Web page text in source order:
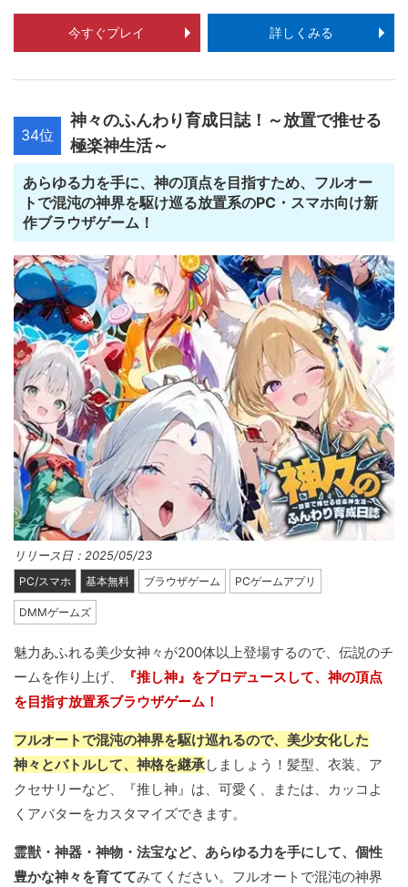
今すぐプレイ 詳しくみる
34位
神々のふんわり育成日誌！～放置で推せる
極楽神生活～
あらゆる力を手に、神の頂点を目指すため、フルオー
トで混沌の神界を駆け巡る放置系のPC・スマホ向け新
作ブラウザゲーム！
リリース日：2025/05/23
PC/スマホ 基本無料 ブラウザゲーム PCゲームアプリ
DMMゲームズ
魅力あふれる美少女神々が200体以上登場するので、伝説のチ
ームを作り上げ、
『推し神』をプロデュースして、神の頂点
を目指す放置系ブラウザゲーム！
フルオートで混沌の神界を駆け巡れるので、美少女化した
神々とバトルして、神格を継承しましょう！髪型、衣装、ア
クセサリーなど、『推し神』は、可愛く、または、カッコよ
くアバターをカスタマイズできます。
霊獣・神器・神物・法宝など、あらゆる力を手にして、個性
豊かな神々を育ててみてください。フルオートで混沌の神界